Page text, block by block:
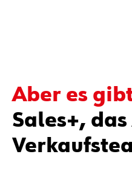
Aber es
Sales+,